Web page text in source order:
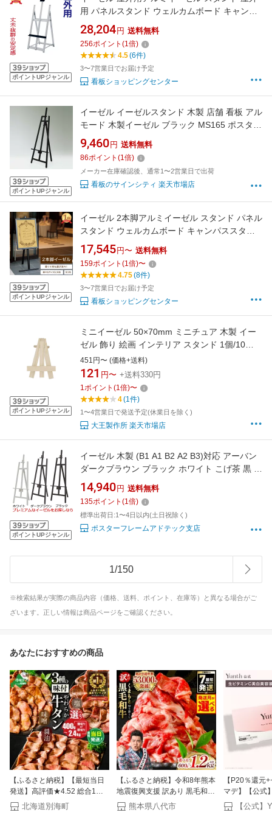
ポイントUPジャンル
用 パネルスタンド ウェルカムボード キャンパ
ススタンド オシャレ 額スタンド
28,204 円 送料無料
256ポイント (1倍)
4.5(6件)
3〜7営業日でお届け予定
看板ショッピングセンター
ポイントUPジャンル
イーゼル イーゼルスタンド 木製 店舗 看板 アル
モード 木製イーゼル ブラック MS165 ポスター
パネル フレーム 額縁 ディスプレイ
9,460 円 送料無料
86ポイント (1倍)
メーカー在庫確認後、通常1〜2営業日で出荷
看板のサインシティ 楽天市場店
ポイントUPジャンル
イーゼル 2本脚アルミイーゼル スタンド パネル
スタンド ウェルカムボード キャンパススタン
ド アルミイーゼル オシャレ アンティーク 額ス
タンド
17,545 円〜 送料無料
159ポイント (1倍)〜
4.75(8件)
3〜7営業日でお届け予定
看板ショッピングセンター
ポイントUPジャンル
ミニイーゼル 50×70mm ミニチュア 木製 イー
ゼル 飾り 絵画 インテリア スタンド 1個/10
個/50個/100個 大王製作所
451円〜 (価格+送料)
121 円〜 +送料330円
1ポイント (1倍)〜
4(1件)
1〜4営業日で発送予定(休業日を除く)
大王製作所 楽天市場店
ポイントUPジャンル
イーゼル 木製 (B1 A1 B2 A2 B3)対応 アーバン
ダークブラウン ブラック ホワイト こげ茶 黒 白
三脚 台 パネルスタンド スタンド 看板立て 看板
スタンド おしゃれ ポスター パネル 額縁 黒板
看板 メニュー 大型 高級 店舗 飲食店 カフェ 店
14,940 円 送料無料
135ポイント (1倍)
標準出荷日:1〜4日以内(土日祝除く)
ポスターフレームアドテック支店
1/150
※検索結果が実際の商品内容（価格、送料、ポイント、在庫等）と異なる場合がご
ざいます。正しい情報は商品ページをご確認ください。
あなたにおすすめの商品
【ふるさと納税】【最短当日
発送】高評価★4.52 総合1位
やわらか 牛タン 400g～
2.4kg（ 厚切り 薄切り ）（ ふ
北海道別海町
【ふるさと納税】令和8年熊本
地震復興支援 訳あり 黒毛和牛
牛肉 切り落とし 小分け パッ
ク 冷凍 600g〜1.2kg くまもと
熊本県八代市
【P20％還元
マデ】【公式
ミンC 美白美
美容液 ビタミ